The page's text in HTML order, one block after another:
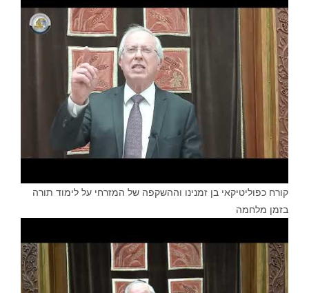
קורח כפוליטיקאי בן זמנינו וההשקפה של המזרחי על לימוד תורה
בזמן מלחמה